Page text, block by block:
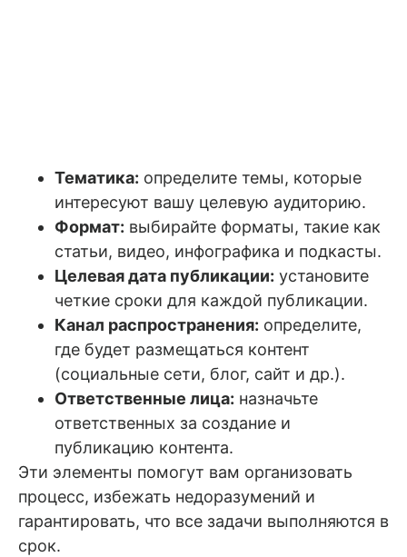
Тематика: определите темы, которые
интересуют вашу целевую аудиторию.
Формат: выбирайте форматы, такие как
статьи, видео, инфографика и подкасты.
Целевая дата публикации: установите
четкие сроки для каждой публикации.
Канал распространения: определите,
где будет размещаться контент
(социальные сети, блог, сайт и др.).
Ответственные лица: назначьте
ответственных за создание и
публикацию контента.
Эти элементы помогут вам организовать
процесс, избежать недоразумений и
гарантировать, что все задачи выполняются в
срок.